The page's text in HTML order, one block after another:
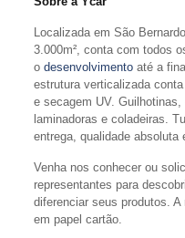
Localizada em São
3.000m², conta com todos
o desenvolvimentoaté a
estrutura verticalizada
e secagem UV.
laminadoras e coladeiras.
entrega, qualidade
Venha nos conhecer ou
representantes para
diferenciar seus produtos.
em papel cartão.